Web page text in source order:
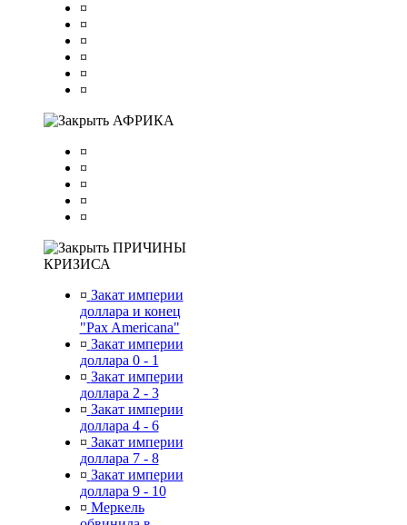
¤
¤
¤
¤
¤
¤
АФРИКА
¤
¤
¤
¤
¤
ПРИЧИНЫ
КРИЗИСА
¤ Закат империи
доллара и конец
"Pax Americana"
¤ Закат империи
доллара 0 - 1
¤ Закат империи
доллара 2 - 3
¤ Закат империи
доллара 4 - 6
¤ Закат империи
доллара 7 - 8
¤ Закат империи
доллара 9 - 10
¤ Меркель